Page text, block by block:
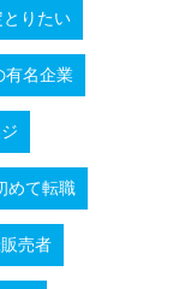
とりたい
有名企業
めて転職
売者